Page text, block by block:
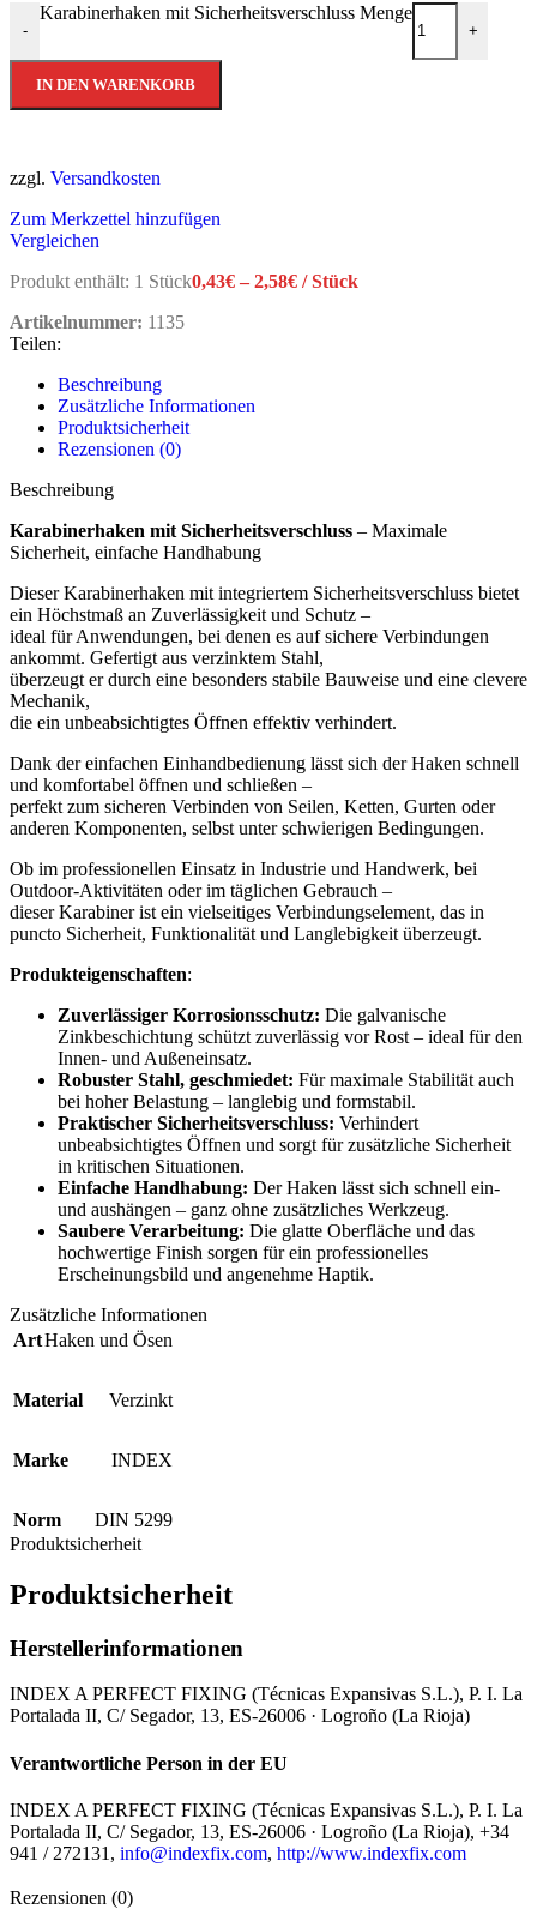
-
Karabinerhaken mit Sicherheitsverschluss Menge
+
IN DEN WARENKORB
zzgl. Versandkosten
Zum Merkzettel hinzufügen
Vergleichen
Produkt enthält: 1 Stück0,43€ – 2,58€ /Stück
Artikelnummer: 1135
Teilen:
Beschreibung
Zusätzliche Informationen
Produktsicherheit
Rezensionen (0)
Beschreibung
Karabinerhaken mit Sicherheitsverschluss – Maximale
Sicherheit, einfache Handhabung
Dieser Karabinerhaken mit integriertem Sicherheitsverschluss bietet
ein Höchstmaß an Zuverlässigkeit und Schutz –
ideal für Anwendungen, bei denen es auf sichere Verbindungen
ankommt. Gefertigt aus verzinktem Stahl,
überzeugt er durch eine besonders stabile Bauweise und eine clevere
Mechanik,
die ein unbeabsichtigtes Öffnen effektiv verhindert.
Dank der einfachen Einhandbedienung lässt sich der Haken schnell
und komfortabel öffnen und schließen –
perfekt zum sicheren Verbinden von Seilen, Ketten, Gurten oder
anderen Komponenten, selbst unter schwierigen Bedingungen.
Ob im professionellen Einsatz in Industrie und Handwerk, bei
Outdoor-Aktivitäten oder im täglichen Gebrauch –
dieser Karabiner ist ein vielseitiges Verbindungselement, das in
puncto Sicherheit, Funktionalität und Langlebigkeit überzeugt.
Produkteigenschaften:
Zuverlässiger Korrosionsschutz: Die galvanische
Zinkbeschichtung schützt zuverlässig vor Rost – ideal für den
Innen- und Außeneinsatz.
Robuster Stahl, geschmiedet: Für maximale Stabilität auch
bei hoher Belastung – langlebig und formstabil.
Praktischer Sicherheitsverschluss: Verhindert
unbeabsichtigtes Öffnen und sorgt für zusätzliche Sicherheit
in kritischen Situationen.
Einfache Handhabung: Der Haken lässt sich schnell ein-
und aushängen – ganz ohne zusätzliches Werkzeug.
Saubere Verarbeitung: Die glatte Oberfläche und das
hochwertige Finish sorgen für ein professionelles
Erscheinungsbild und angenehme Haptik.
Zusätzliche Informationen
ArtHaken und Ösen
Material Verzinkt
Marke INDEX
Norm
DIN 5299
Produktsicherheit
Produktsicherheit
Herstellerinformationen
INDEX A PERFECT FIXING (Técnicas Expansivas S.L.), P. I. La
Portalada II, C/ Segador, 13, ES-26006 · Logroño (La Rioja)
Verantwortliche Person in der EU
INDEX A PERFECT FIXING (Técnicas Expansivas S.L.), P. I. La
Portalada II, C/ Segador, 13, ES-26006 · Logroño (La Rioja), +34
941 / 272131, info@indexfix.com, http://www.indexfix.com
Rezensionen (0)